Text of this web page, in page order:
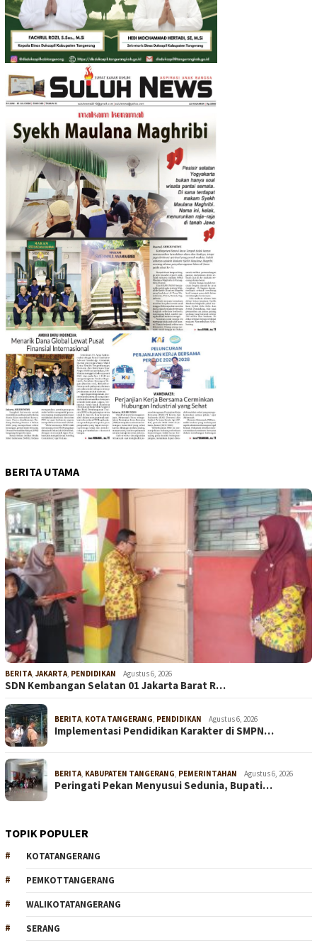
BERITA UTAMA
BERITA, JAKARTA, PENDIDIKAN Agustus 6, 2026
SDN Kembangan Selatan 01 Jakarta Barat R…
BERITA, KOTA TANGERANG, PENDIDIKAN Agustus 6, 2026
Implementasi Pendidikan Karakter di SMPN…
BERITA, KABUPATEN TANGERANG, PEMERINTAHAN Agustus 6, 2026
Peringati Pekan Menyusui Sedunia, Bupati…
TOPIK POPULER
KOTATANGERANG
PEMKOTTANGERANG
WALIKOTATANGERANG
SERANG